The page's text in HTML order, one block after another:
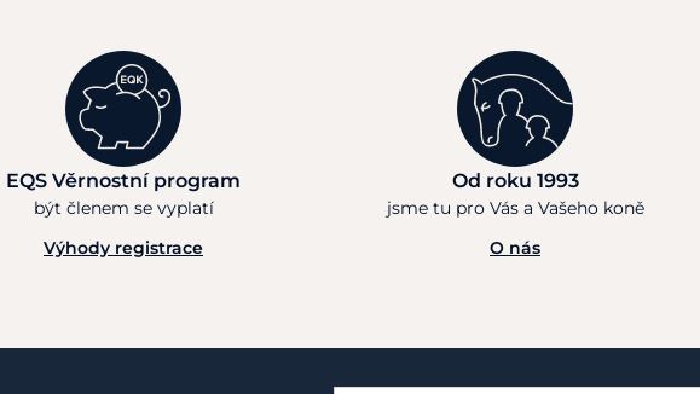
EQS Věrnostní program
být členem se vyplatí
Výhody registrace
Od roku 1993
jsme tu pro Vás a Vašeho koně
O nás